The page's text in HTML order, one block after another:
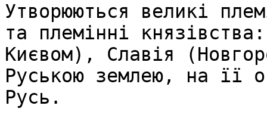
Утворюються великі
та племінні
Києвом), Славія
Руською землею, на її
Русь.